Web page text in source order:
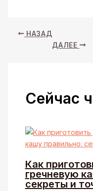
НАЗАД
ДАЛЕЕ
Сейчас
Как
гречневую
секреты и